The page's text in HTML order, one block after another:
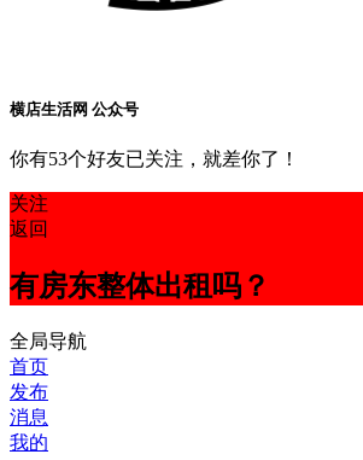
横店生活网 公众号
你有53个好友已关注，就差你了！
关注
返回
有房东整体出租吗？
全局导航
首页
发布
消息
我的